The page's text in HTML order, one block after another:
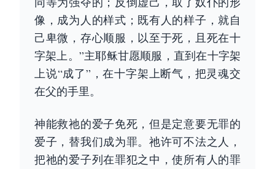
像，成为人的样式；既有人的样子，就自
己卑微，存心顺服，以至于死，且死在十
字架上。”主耶稣甘愿顺服，直到在十字架
上说“成了”，在十字架上断气，把灵魂交
在父的手里。
神能救祂的爱子免死，但是定意要无罪的
爱子，替我们成为罪。祂许可不法之人，
把祂的爱子列在罪犯之中，使所有人的罪